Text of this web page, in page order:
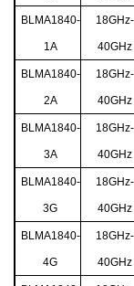
BLMA1840-
1A
18GHz-
40GHz
BLMA1840-
2A
18GHz-
40GHz
BLMA1840-
3A
18GHz-
40GHz
BLMA1840-
3G
18GHz-
40GHz
BLMA1840-
4G
18GHz-
40GHz